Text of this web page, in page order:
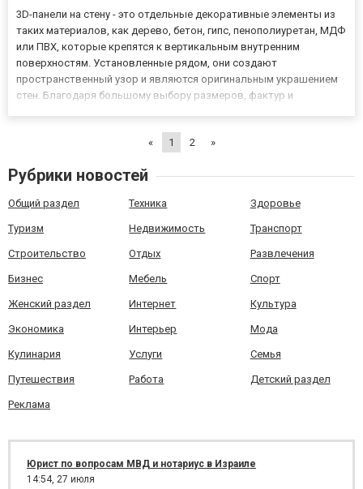
3D-панели на стену - это отдельные декоративные элементы из
таких материалов, как дерево, бетон, гипс, пенополиуретан, МДФ
или ПВХ, которые крепятся к вертикальным внутренним
поверхностям. Установленные рядом, они создают
пространственный узор и являются оригинальным украшением
стен. Благодаря большому выбору размеров, фактур и
« 1 2 »
Рубрики новостей
Общий раздел Техника Здоровье
Туризм Недвижимость Транспорт
Строительство Отдых Развлечения
Бизнес Мебель Спорт
Женский раздел Интернет Культура
Экономика Интерьер Мода
Кулинария Услуги Семья
Путешествия Работа Детский раздел
Реклама
Юрист по вопросам МВД и нотариус в Израиле
14:54, 27 июля